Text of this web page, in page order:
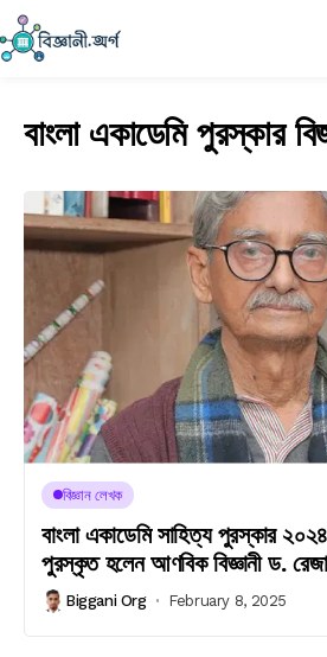
বাংলা একাডেমি পুরস্কার
বিজ্ঞান লেখক
বাংলা একাডেমি সাহিত্য পুরস্কার
পুরস্কৃত হলেন আণবিক বিজ্ঞানী ড.
Biggani Org February 8, 2025